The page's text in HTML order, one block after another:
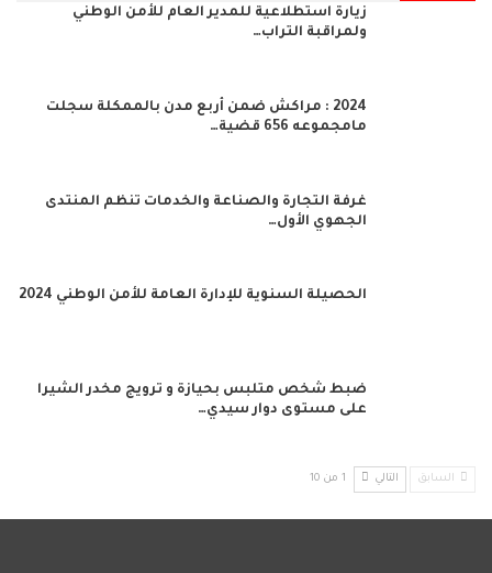
زيارة استطلاعية للمدير العام للأمن الوطني
ولمراقبة التراب…
2024 : مراكش ضمن أربع مدن بالممكلة سجلت
مامجموعه 656 قضية…
غرفة التجارة والصناعة والخدمات تنظم المنتدى
الجهوي الأول…
الحصيلة السنوية للإدارة العامة للأمن الوطني 2024
ضبط شخص متلبس بحيازة و ترويج مخدر الشيرا
على مستوى دوار سيدي…
السابق التالي 1 من 10